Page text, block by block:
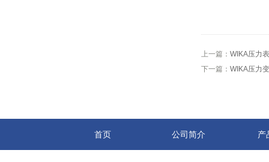
上一篇： WIKA压力
下一篇： WIKA压力
首页 公司简介 产